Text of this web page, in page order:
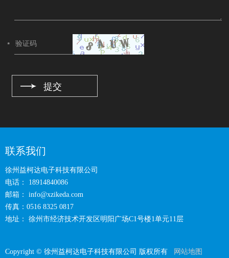
联系我们
徐州益柯达电子科技有限公司
电话： 18914840086
邮箱：
info@xzikeda.com
传真：0516 8325 0817
地址： 徐州市经济技术开发区明阳广场C1号楼1单元11层
Copyright © 徐州益柯达电子科技有限公司 版权所有 网站地图